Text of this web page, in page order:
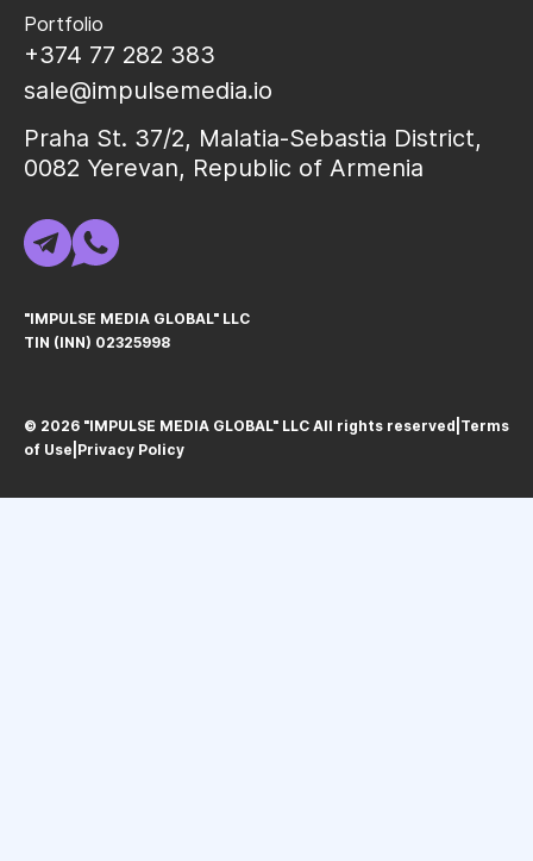
Portfolio
+374 77 282 383
sale@impulsemedia.io
Praha St. 37/2, Malatia-Sebastia District,
0082 Yerevan, Republic of Armenia
"IMPULSE MEDIA GLOBAL" LLC
TIN (INN) 02325998
© 2026 "IMPULSE MEDIA GLOBAL" LLC All rights reservedㅤ|ㅤ Terms
of Use Privacy Policy